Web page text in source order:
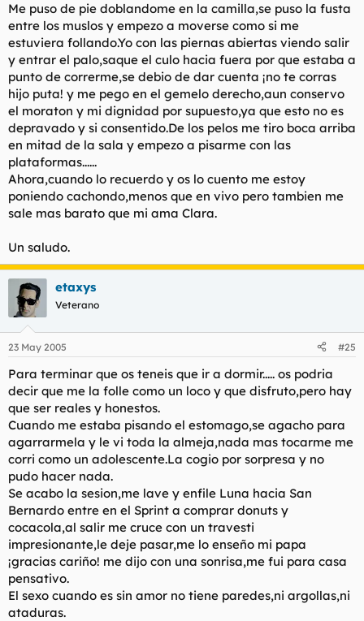
Me puso de pie doblandome en la camilla,se puso la fusta
entre los muslos y empezo a moverse como si me
estuviera follando.Yo con las piernas abiertas viendo salir
y entrar el palo,saque el culo hacia fuera por que estaba a
punto de correrme,se debio de dar cuenta ¡no te corras
hijo puta! y me pego en el gemelo derecho,aun conservo
el moraton y mi dignidad por supuesto,ya que esto no es
depravado y si consentido.De los pelos me tiro boca arriba
en mitad de la sala y empezo a pisarme con las
plataformas......
Ahora,cuando lo recuerdo y os lo cuento me estoy
poniendo cachondo,menos que en vivo pero tambien me
sale mas barato que mi ama Clara.
Un saludo.
etaxys
Veterano
23 May 2005 #25
Para terminar que os teneis que ir a dormir..... os podria
decir que me la folle como un loco y que disfruto,pero hay
que ser reales y honestos.
Cuando me estaba pisando el estomago,se agacho para
agarrarmela y le vi toda la almeja,nada mas tocarme me
corri como un adolescente.La cogio por sorpresa y no
pudo hacer nada.
Se acabo la sesion,me lave y enfile Luna hacia San
Bernardo entre en el Sprint a comprar donuts y
cocacola,al salir me cruce con un travesti
impresionante,le deje pasar,me lo enseño mi papa
¡gracias cariño! me dijo con una sonrisa,me fui para casa
pensativo.
El sexo cuando es sin amor no tiene paredes,ni argollas,ni
ataduras.